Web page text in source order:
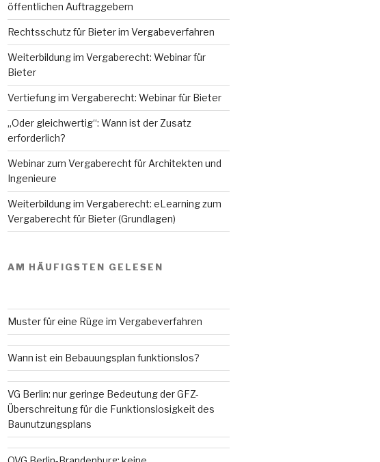
öffentlichen Auftraggebern
Rechtsschutz für Bieter im Vergabeverfahren
Weiterbildung im Vergaberecht: Webinar für
Bieter
Vertiefung im Vergaberecht: Webinar für Bieter
„Oder gleichwertig“: Wann ist der Zusatz
erforderlich?
Webinar zum Vergaberecht für Architekten und
Ingenieure
Weiterbildung im Vergaberecht: eLearning zum
Vergaberecht für Bieter (Grundlagen)
AM HÄUFIGSTEN GELESEN
Muster für eine Rüge im Vergabeverfahren
Wann ist ein Bebauungsplan funktionslos?
VG Berlin: nur geringe Bedeutung der GFZ-
Überschreitung für die Funktionslosigkeit des
Baunutzungsplans